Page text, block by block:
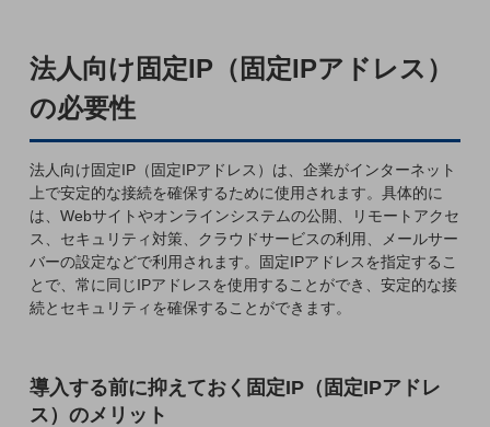
運用管理
業務支援・マーケティング
災害対策・BCP
課題・ニーズで探す
課題・ニーズで探すTOP
マーケティング
法人向け固定IP（固定IPアドレス）
の必要性
法人向け固定IP（固定IPアドレス）は、企業がインターネット
上で安定的な接続を確保するために使用されます。具体的に
は、Webサイトやオンラインシステムの公開、リモートアクセ
ス、セキュリティ対策、クラウドサービスの利用、メールサー
バーの設定などで利用されます。固定IPアドレスを指定するこ
とで、常に同じIPアドレスを使用することができ、安定的な接
続とセキュリティを確保することができます。
導入する前に抑えておく固定IP（固定IPアドレ
ス）のメリット